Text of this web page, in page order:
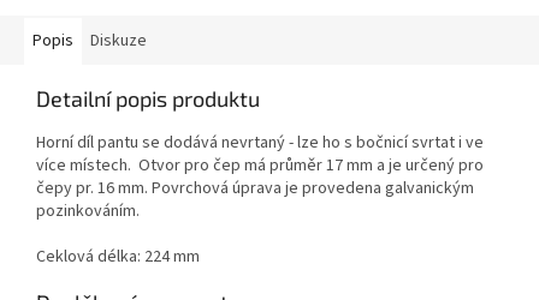
Popis Diskuze
Detailní popis produktu
Horní díl pantu se dodává nevrtaný - lze ho s bočnicí svrtat i ve
více místech. Otvor pro čep má průměr 17 mm a je určený pro
čepy pr. 16 mm. Povrchová úprava je provedena galvanickým
pozinkováním.
Ceklová délka: 224 mm